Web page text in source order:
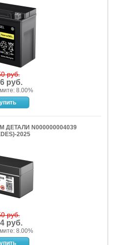
руб.
руб.
8.00%
ДЕТАЛИ N000000004039
2025
руб.
руб.
8.00%